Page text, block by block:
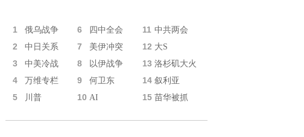
1 俄乌战争 6 四中全会 11 中共两会
2 中日关系 7 美伊冲突 12 大S
3 中美冷战 8 以伊战争 13 洛杉矶大火
4 万维专栏 9 何卫东 14 叙利亚
5 川普 10 AI 15 苗华被抓